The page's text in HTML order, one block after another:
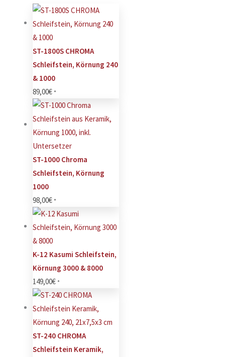
ST-1800S CHROMA
Schleifstein, Körnung 240
& 1000
89,00€ *
ST-1000 Chroma
Schleifstein, Körnung
1000
98,00€ *
K-12 Kasumi Schleifstein,
Körnung 3000 & 8000
149,00€ *
ST-240 CHROMA
Schleifstein Keramik,